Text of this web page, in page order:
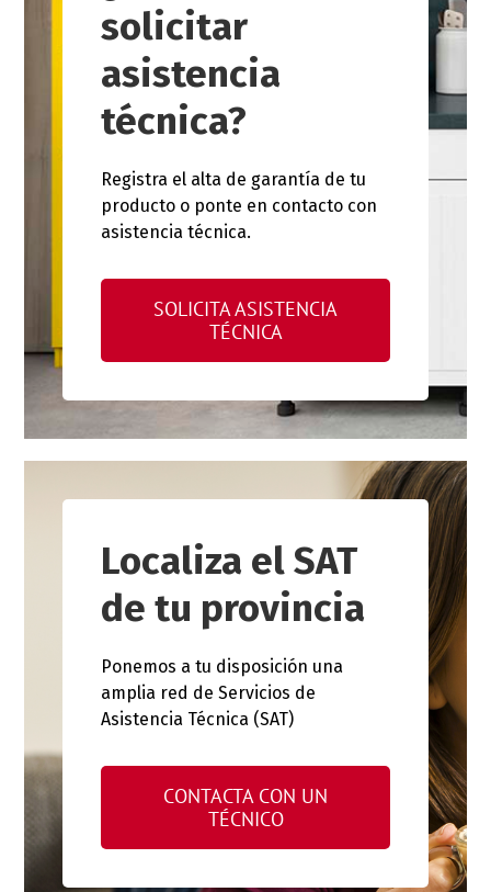
solicitar
asistencia
técnica?
Registra el alta de garantía de tu
producto o ponte en contacto con
asistencia técnica.
SOLICITA ASISTENCIA
TÉCNICA
Localiza el SAT
de tu provincia
Ponemos a tu disposición una
amplia red de Servicios de
Asistencia Técnica (SAT)
CONTACTA CON UN
TÉCNICO